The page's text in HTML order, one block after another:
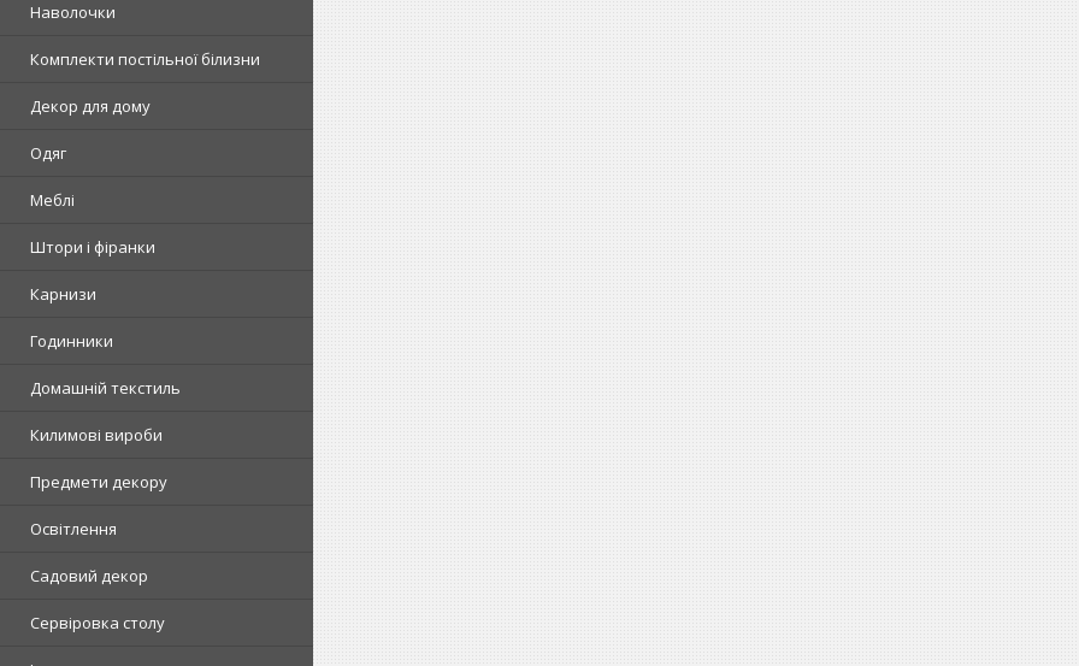
Наволочки
Комплекти постільної білизни
Декор для дому
Одяг
Меблі
Штори і фіранки
Карнизи
Годинники
Домашній текстиль
Килимові вироби
Предмети декору
Освітлення
Садовий декор
Сервіровка столу